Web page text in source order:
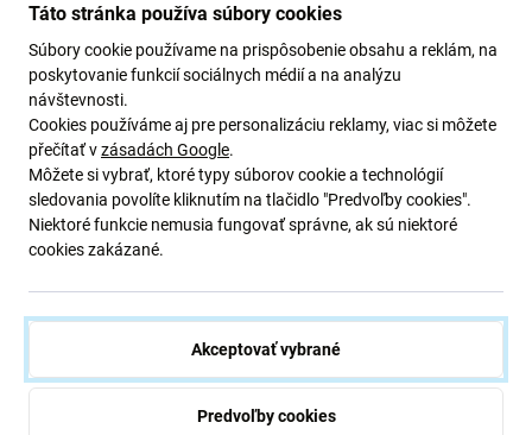
Použitie funkcie Nájsť zariadenia na
stránke iCloud.com/find
Ak chcete nájsť svoje stratené zariadenie, môžete to
urobiť pomocou webovej stránky iCloud.com/find na
akomkoľvek zariadení alebo počítači:
Prihláste sa pomocou svojhoApple IDa hesla.
Po prihlásení sa vám zobrazí mapa, na ktorej uvidíte
polohu svojich zariadení.
Vyberte zariadenie, ktoré chcete nájsť, a kliknite na
zelenú bodku na mape.
Táto stránka používa súbory cookies
Súbory cookie používame na prispôsobenie obsahu a reklám, na
poskytovanie funkcií sociálnych médií a na analýzu
návštevnosti.
Cookies používáme aj pre personalizáciu reklamy, viac si môžete
přečítať vzásadách Google.
Môžete si vybrať, ktoré typy súborov cookie a technológií
sledovania povolíte kliknutím na tlačidlo "Predvoľby cookies".
Niektoré funkcie nemusia fungovať správne, ak sú niektoré
cookies zakázané.
Akceptovať vybrané
Predvoľby cookies